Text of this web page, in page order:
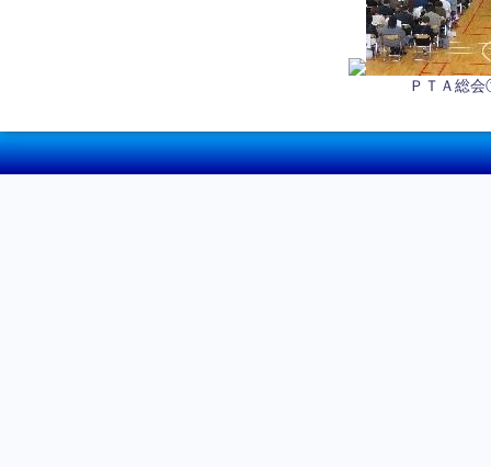
ＰＴＡ総